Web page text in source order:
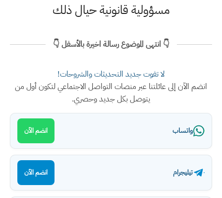
مسؤولية قانونية حيال ذلك
👇 انتهى الموضوع رسالة اخيرة بالأسفل 👇
لا تفوت جديد التحديثات والشروحات!
انضم الآن إلى عائلتنا عبر منصات التواصل الاجتماعي لتكون أول من
يتوصل بكل جديد وحصري.
واتساب انضم الآن
تيليجرام انضم الآن